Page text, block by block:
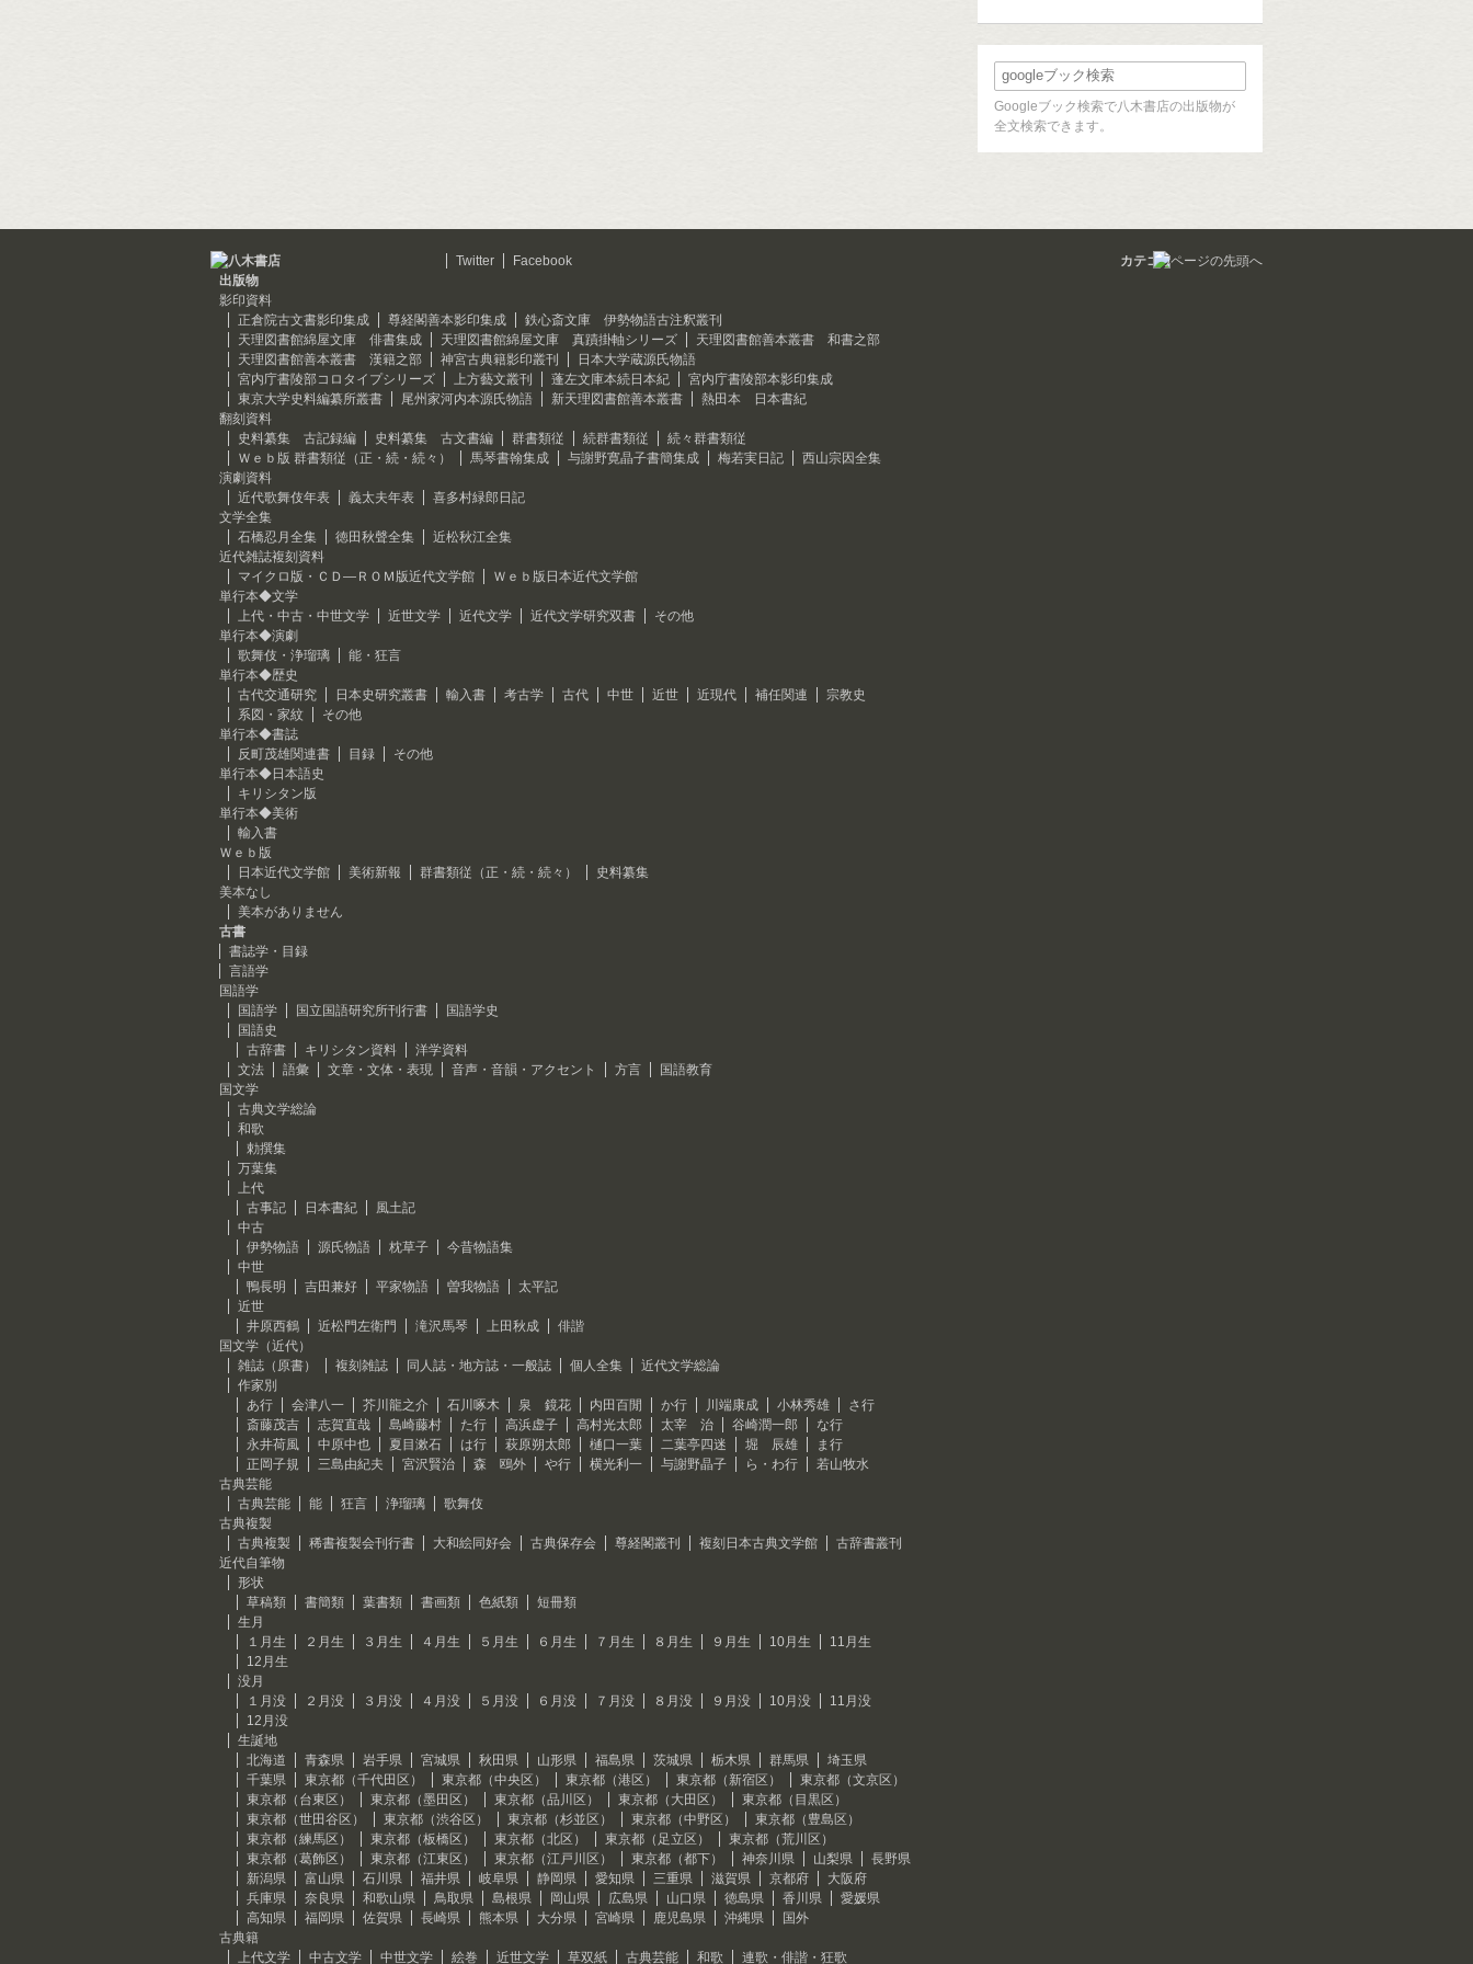
Googleブック検索で八木書店の出版物が
全文検索できます。
Twitter Facebook
カテゴリ
出版物
影印資料
正倉院古文書影印集成
尊経閣善本影印集成
鉄心斎文庫 伊勢物語古注釈叢刊
天理図書館綿屋文庫 俳書集成
天理図書館綿屋文庫 真蹟掛軸シリーズ
天理図書館善本叢書 和書之部
天理図書館善本叢書 漢籍之部
神宮古典籍影印叢刊
日本大学蔵源氏物語
宮内庁書陵部コロタイプシリーズ
上方藝文叢刊 蓬左文庫本続日本紀
宮内庁書陵部本影印集成
東京大学史料編纂所叢書
尾州家河内本源氏物語 新天理図書館善本叢書
熱田本 日本書紀
翻刻資料
史料纂集 古記録編
史料纂集 古文書編 群書類従 続群書類従
続々群書類従
Ｗｅｂ版 群書類従（正・続・続々）
馬琴書翰集成 与謝野寛晶子書簡集成 梅若実日記
西山宗因全集
演劇資料
近代歌舞伎年表
義太夫年表
喜多村緑郎日記
文学全集
石橋忍月全集
徳田秋聲全集
近松秋江全集
近代雑誌複刻資料
マイクロ版・ＣＤ―ＲＯＭ版近代文学館
Ｗｅｂ版日本近代文学館
単行本◆文学
上代・中古・中世文学
近世文学 近代文学 近代文学研究双書
その他
単行本◆演劇
歌舞伎・浄瑠璃
能・狂言
単行本◆歴史
古代交通研究
日本史研究叢書 輸入書 考古学 古代 中世 近世 近現代 補任関連
宗教史
系図・家紋
その他
単行本◆書誌
反町茂雄関連書
目録
その他
単行本◆日本語史
キリシタン版
単行本◆美術
輸入書
Ｗｅｂ版
日本近代文学館
美術新報 群書類従（正・続・続々）
史料纂集
美本なし
美本がありません
古書
書誌学・目録
言語学
国語学
国語学
国立国語研究所刊行書
国語学史
国語史
古辞書
キリシタン資料
洋学資料
文法
語彙 文章・文体・表現 音声・音韻・アクセント 方言
国語教育
国文学
古典文学総論
和歌
勅撰集
万葉集
上代
古事記
日本書紀
風土記
中古
伊勢物語
源氏物語 枕草子
今昔物語集
中世
鴨長明
吉田兼好 平家物語 曽我物語
太平記
近世
井原西鶴
近松門左衛門 滝沢馬琴 上田秋成
俳諧
国文学（近代）
雑誌（原書）
複刻雑誌 同人誌・地方誌・一般誌 個人全集
近代文学総論
作家別
あ行
会津八一 芥川龍之介 石川啄木 泉 鏡花 内田百閒 か行 川端康成 小林秀雄
さ行
斎藤茂吉
志賀直哉 島崎藤村 た行 高浜虚子 高村光太郎 太宰 治 谷崎潤一郎
な行
永井荷風
中原中也 夏目漱石 は行 萩原朔太郎 樋口一葉 二葉亭四迷 堀 辰雄
ま行
正岡子規
三島由紀夫 宮沢賢治 森 鴎外 や行 横光利一 与謝野晶子 ら・わ行
若山牧水
古典芸能
古典芸能
能 狂言 浄瑠璃
歌舞伎
古典複製
古典複製
稀書複製会刊行書 大和絵同好会 古典保存会 尊経閣叢刊 複刻日本古典文学館
古辞書叢刊
近代自筆物
形状
草稿類
書簡類 葉書類 書画類 色紙類
短冊類
生月
１月生
２月生 ３月生 ４月生 ５月生 ６月生 ７月生 ８月生 ９月生 10月生
11月生
12月生
没月
１月没
２月没 ３月没 ４月没 ５月没 ６月没 ７月没 ８月没 ９月没 10月没
11月没
12月没
生誕地
北海道
青森県 岩手県 宮城県 秋田県 山形県 福島県 茨城県 栃木県 群馬県
埼玉県
千葉県
東京都（千代田区） 東京都（中央区） 東京都（港区） 東京都（新宿区）
東京都（文京区）
東京都（台東区）
東京都（墨田区） 東京都（品川区） 東京都（大田区）
東京都（目黒区）
東京都（世田谷区）
東京都（渋谷区） 東京都（杉並区） 東京都（中野区）
東京都（豊島区）
東京都（練馬区）
東京都（板橋区） 東京都（北区） 東京都（足立区）
東京都（荒川区）
東京都（葛飾区）
東京都（江東区） 東京都（江戸川区） 東京都（都下） 神奈川県 山梨県
長野県
新潟県
富山県 石川県 福井県 岐阜県 静岡県 愛知県 三重県 滋賀県 京都府
大阪府
兵庫県
奈良県 和歌山県 鳥取県 島根県 岡山県 広島県 山口県 徳島県 香川県
愛媛県
高知県
福岡県 佐賀県 長崎県 熊本県 大分県 宮崎県 鹿児島県 沖縄県
国外
古典籍
上代文学
中古文学 中世文学 絵巻 近世文学 草双紙 古典芸能 和歌 連歌・俳諧・狂歌